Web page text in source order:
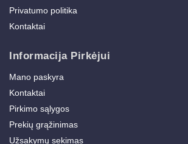
Privatumo politika
Kontaktai
Informacija Pirkėjui
Mano paskyra
Kontaktai
Pirkimo sąlygos
Prekių grąžinimas
Užsakymų sekimas